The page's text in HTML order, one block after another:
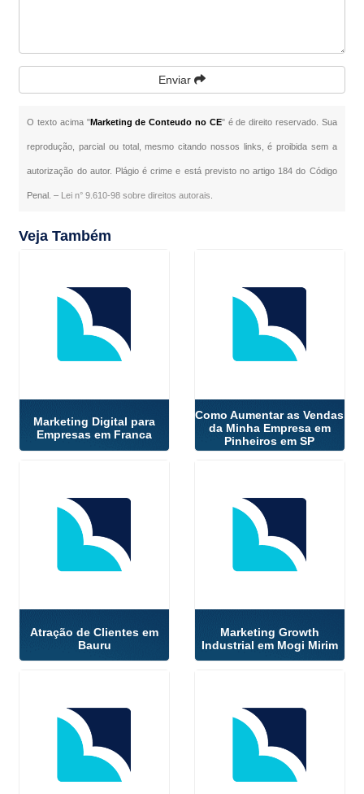
Enviar
O texto acima "Marketing de Conteudo no CE" é de direito reservado. Sua
reprodução, parcial ou total, mesmo citando nossos links, é proibida sem a
autorização do autor. Plágio é crime e está previsto no artigo 184 do Código
Penal. – Lei n° 9.610-98 sobre direitos autorais
Veja Também
Marketing Digital para
Empresas em Franca
Como Aumentar as Vendas
da Minha Empresa em
Pinheiros em SP
Atração de Clientes em
Bauru
Marketing Growth
Industrial em Mogi Mirim